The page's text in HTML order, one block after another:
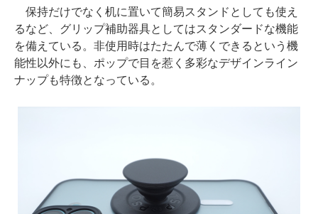
保持だけでなく机に置いて簡易スタンドとしても使え
るなど、グリップ補助器具としてはスタンダードな機能
を備えている。非使用時はたたんで薄くできるという機
能性以外にも、ポップで目を惹く多彩なデザインライン
ナップも特徴となっている。